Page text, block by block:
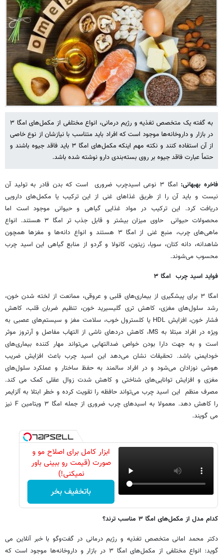
به گفته یک متخصص تغذیه و رژیم درمانی، انواع مختلفی از مکمل‌های امگا ۳
در بازار و داروخانه‌ها موجود است که افراد باید متناسب با نیازشان از نوع خاصی
از آن استفاده کنند و نکته مهم اینکه مکمل‌های امگا ۳ باید فاقد جیوه باشند و
حتماً عبارت فاقد جیوه بر روی بسته‌بندی دارو نوشته شده باشد.
فاخره بهبهانی:
امگا ۳ نوعی اسیدچرب ضروری است که بدن قادر به تولید آن
نیست و باید آن را از طریق غذاهای غنی از این ترکیب یا مکمل‌های دارویی
دریافت کرد. این ترکیب در مواد غذایی گیاهی و حیوانی موجود است اما
محصولات حیوانی حاوی میزان بیشتر و قابل جذب تر امگا ۳ هستند. انواع
ماهی‌های چرب، منبع غنی از امگا ۳ هستند و انواع دانه‌ها و مغزها همچون
شاهدانه، دانه‌ کتان، سویا، زیتون، کانولا و گردو از منابع گیاهی این اسید چرب
محسوب می‌شوند.
فواید اسید چرب امگا ۳
امگا ۳ برای پیشگیری از بیماری‌های قلبی و عروقی، ممانعت از لخته شدن خون،
رشد سلول‌های مغزی، کاهش تری گلیسیرید خون، تنظیم ضربان قلب، کاهش
فشار خون، افزایش HDL یا کلسترول خوب، سلامت مغز و سیستم‌های عصبی به
ویژه در افراد مبتلا بهMS، کاهش دردهای ناشی از التهاب مفاصل و آرتروز موثر
است و به جهت دارا بودن خواص ضدالتهابی می‌تواند مهار کننده بیماری‌های
خودایمنی باشد. تحقیقات نشان می‌دهد این اسید چرب باعث افزایش ضریب
هوشی نوزادان می‌شود و در افراد سالمند به حفظ ساختار و عملکرد سلول‌های
مغزی و افزایش توانایی‌های شناختی و کاهش شدت زوال عقلی کمک می کند.
مصرف منظم این اسید چرب می‌تواند حافظه را تقویت کرده و خطر ابتلا به آلزایمر
را کاهش دهد. معمولا به اسیدهای چرب ضروری از جمله امگا ۳ ویتامین
F نیز
می گویند.
ابزار کامل برای اصلاح مو و
صورت (قیمت رو ببینی باور
نمیکنی!)
باتخفیف بخر
کدام مدل از مکمل‌های امگا ۳ مناسب ترند؟
دکتر محمد امانی متخصص تغذیه و رژیم درمانی در گفت‌وگو با خبر آنلاین می
گوید: انواع مختلفی از مکمل‌های امگا ۳ در بازار و داروخانه‌ها موجود است که